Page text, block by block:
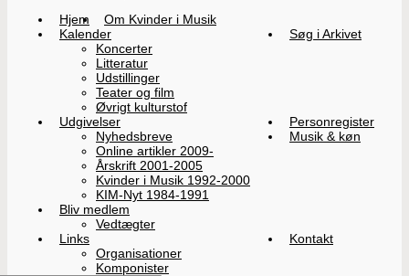
Hjem
Om Kvinder i Musik
Kalender
Koncerter
Litteratur
Udstillinger
Teater og film
Øvrigt kulturstof
Søg i Arkivet
Udgivelser
Nyhedsbreve
Online artikler 2009-
Årskrift 2001-2005
Kvinder i Musik 1992-2000
KIM-Nyt 1984-1991
Personregister
Musik & køn
Bliv medlem
Vedtægter
Links
Organisationer
Komponister
Kontakt